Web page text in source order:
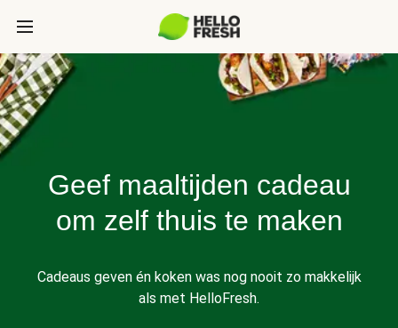
Geef maaltijden cadeau
om zelf thuis te maken
Cadeaus geven én koken was nog nooit zo makkelijk
als met HelloFresh.